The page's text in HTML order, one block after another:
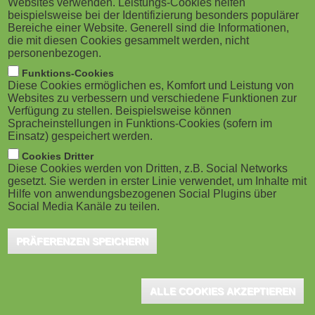
M
o
b
i
l
e
)
g
a
o
n
Leipzig/München, März 2021 - LOTTO kennt zwar jeder,
doch kaum jemandem ist bewusst, welch gigantische
Organisation dahinter steckt. Vom Münchner Hauptsitz
aus steuert LOTTO Bayern bspw. rund 3.500
Annahmestellen im Freistaat, den Onlinehandel, neun
bayerische Spielbanken und die LOTTO-Akademie in
Nürnberg. Mitarbeiter kompetent weiter- und
auszubilden, ist für ein derart komplexes Unternehmen
nun mit dem Leipziger eLearning-Unternehmen
Websites verwenden. Leistungs-Cookies helfen
beispielsweise bei der Identifizierung besonders populärer
Bereiche einer Website. Generell sind die Informationen,
die mit diesen Cookies gesammelt werden, nicht
personenbezogen.
Funktions-Cookies
Diese Cookies ermöglichen es, Komfort und Leistung von
Websites zu verbessern und verschiedene Funktionen zur
Verfügung zu stellen. Beispielsweise können
Spracheinstellungen in Funktions-Cookies (sofern im
Einsatz) gespeichert werden.
Cookies Dritter
Diese Cookies werden von Dritten, z.B. Social Networks
gesetzt. Sie werden in erster Linie verwendet, um Inhalte mit
Hilfe von anwendungsbezogenen Social Plugins über
Social Media Kanäle zu teilen.
PRÄFERENZEN SPEICHERN
ALLE COOKIES AKZEPTIEREN